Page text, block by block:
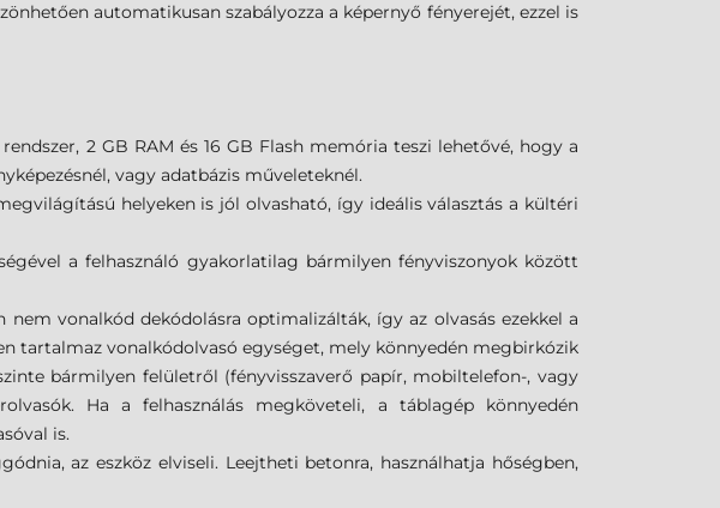
automatikusan szabályozza a képernyő fényerejét, ezzel is
2 GB RAM és 16 GB Flash memória teszi lehetővé, hogy a
vagy adatbázis műveleteknél.
helyeken is jól olvasható, így ideális választás a kültéri
a felhasználó gyakorlatilag bármilyen fényviszonyok között
vonalkód dekódolásra optimalizálták, így az olvasás ezekkel a
tartalmaz vonalkódolvasó egységet, mely könnyedén megbirkózik
bármilyen felületről (fényvisszaverő papír, mobiltelefon-, vagy
Ha a felhasználás megköveteli, a táblagép könnyedén
is.
az eszköz elviseli. Leejtheti betonra, használhatja hőségben,